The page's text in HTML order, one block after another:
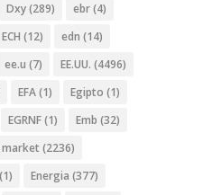
Dxy(289) ebr(4)
ECH (12) edn (14)
ee.u (7) EE.UU. (4496)
EFA(1) Egipto (1)
EGRNF(1) Emb (32)
(2236)
(1) Energia (377)